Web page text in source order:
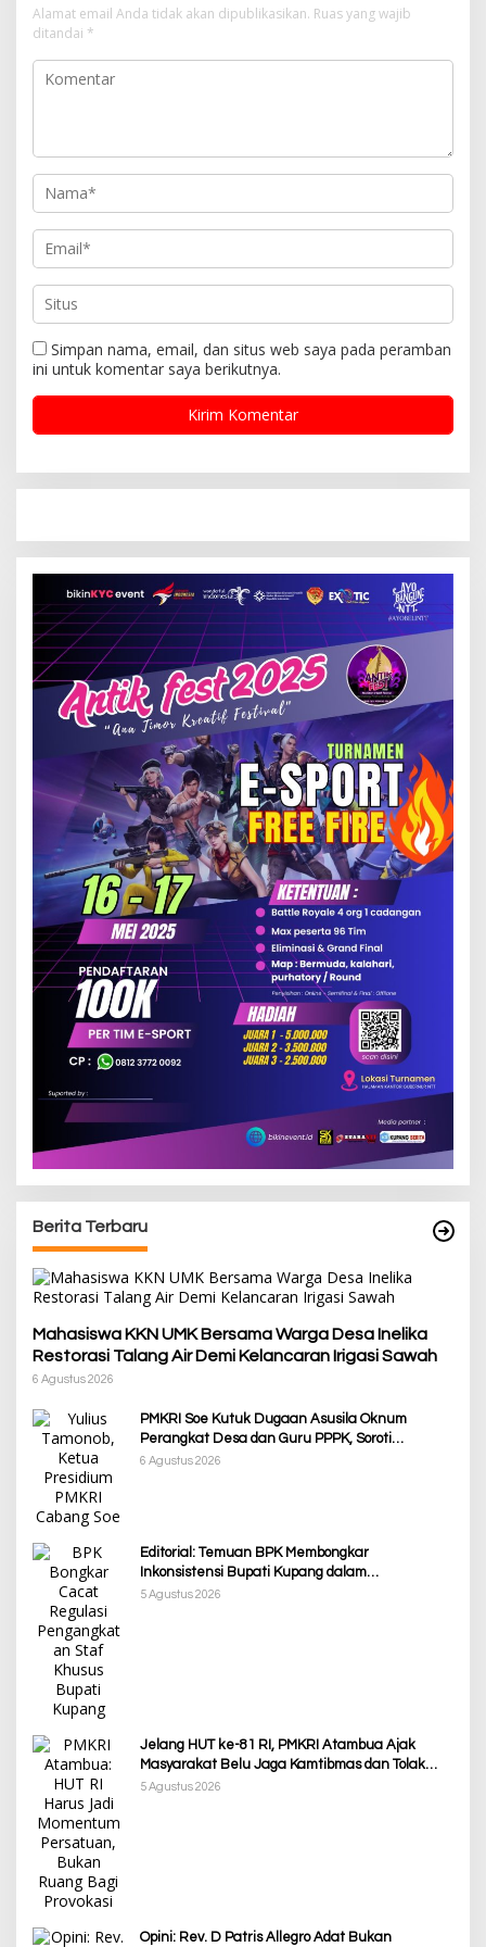
o
s
Alamat email Anda tidak akan dipublikasikan. Ruas yang wajib
ditandai *
Simpan nama, email, dan situs web saya pada peramban
ini untuk komentar saya berikutnya.
Berita Terbaru
Mahasiswa KKN UMK Bersama Warga Desa Inelika
Restorasi Talang Air Demi Kelancaran Irigasi Sawah
6 Agustus 2026
PMKRI Soe Kutuk Dugaan Asusila Oknum
Perangkat Desa dan Guru PPPK, Soroti
Ketimpangan Penanganan Pemkab TTS
6 Agustus 2026
Editorial: Temuan BPK Membongkar
Inkonsistensi Bupati Kupang dalam
Menjalankan Regulasi
5 Agustus 2026
Jelang HUT ke-81 RI, PMKRI Atambua Ajak
Masyarakat Belu Jaga Kamtibmas dan Tolak
Provokasi
5 Agustus 2026
Opini: Rev. D Patris Allegro Adat Bukan